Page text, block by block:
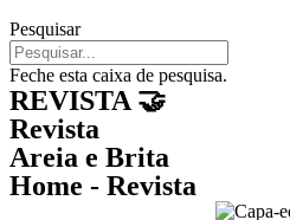
Pesquisar
Feche esta caixa de pesquisa.
REVISTA 🤝
Revista
Areia e Brita
Home - Revista